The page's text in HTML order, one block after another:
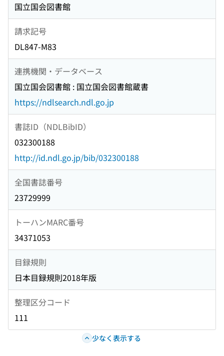
国立国会図書館
請求記号
DL847-M83
連携機関・データベース
国立国会図書館 : 国立国会図書館蔵書
https://ndlsearch.ndl.go.jp
書誌ID（NDLBibID）
032300188
http://id.ndl.go.jp/bib/032300188
全国書誌番号
23729999
トーハンMARC番号
34371053
目録規則
日本目録規則2018年版
整理区分コード
111
少なく表示する